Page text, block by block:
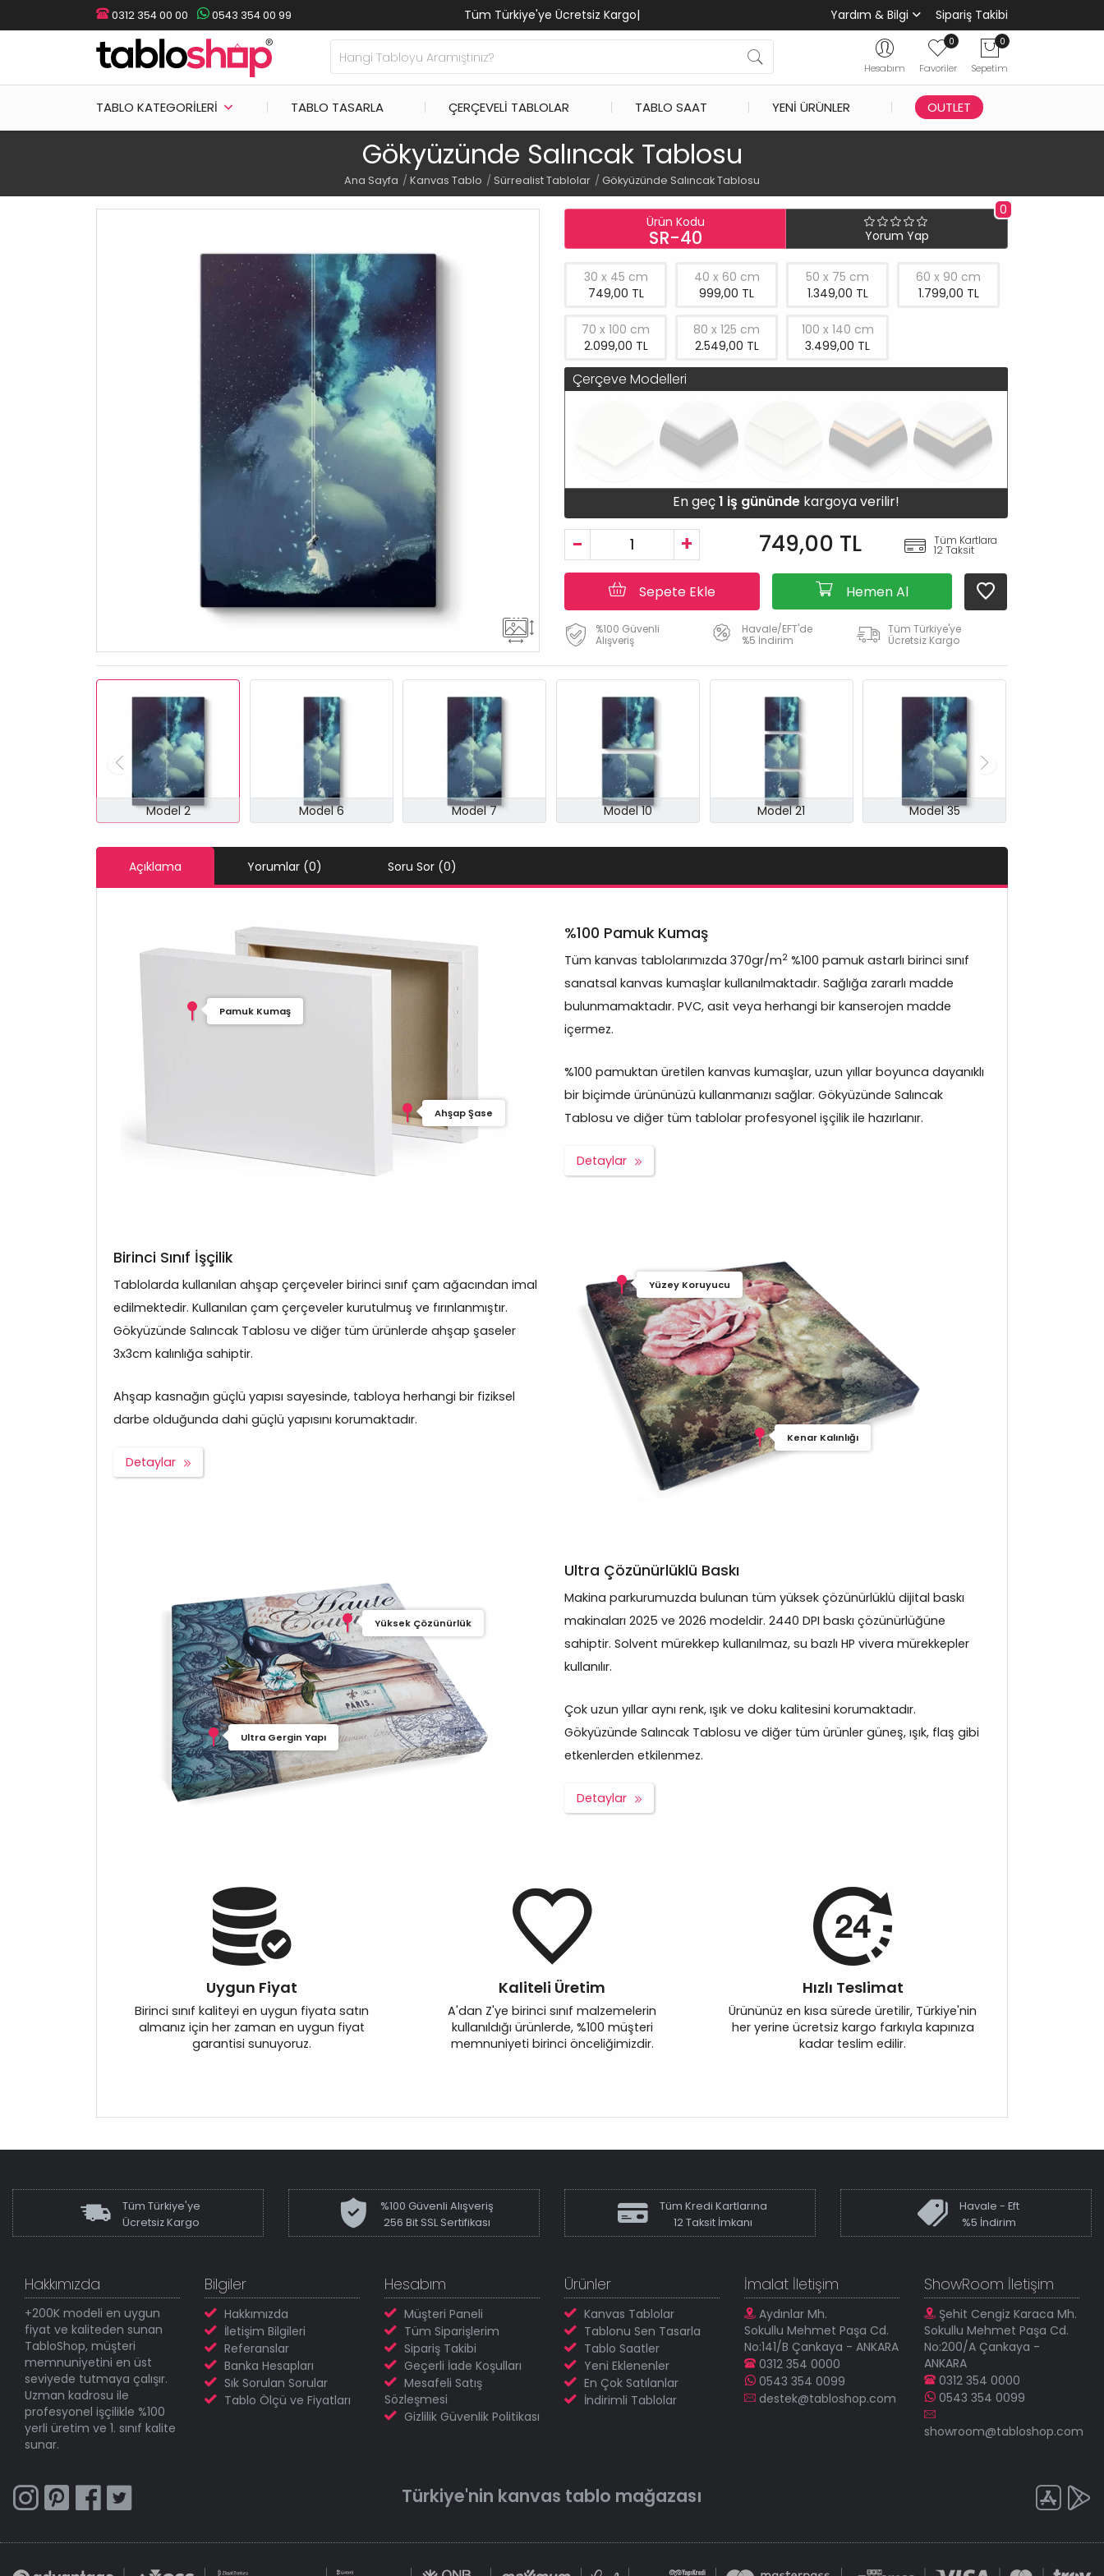
0312 354 00 00 0543 354 00 99 Tüm Türkiye'ye Ücretsiz Kargo| Yardım & Bilgi Sipariş Takibi
Hesabım
0
Favoriler
0
Sepetim
TABLO KATEGORILERI TABLO TASARLA ÇERÇEVELI TABLOLAR TABLO SAAT YENI ÜRÜNLER OUTLET
Gökyüzünde Salıncak Tablosu
Ana Sayfa Kanvas Tablo Sürrealist Tablolar Gökyüzünde Salıncak Tablosu
Ürün Kodu
SR-40
0
Yorum Yap
30 x 45 cm
749,00 TL
40 x 60 cm
999,00 TL
50 x 75 cm
1.349,00 TL
60 x 90 cm
1.799,00 TL
70 x 100 cm
2.099,00 TL
80 x 125 cm
2.549,00 TL
100 x 140 cm
3.499,00 TL
Çerçeve Modelleri
En geç1 iş gününde kargoya verilir!
- + 749,00 TL Tüm Kartlara
12 Taksit
Sepete Ekle Hemen Al
%100 Güvenli
Alışveriş
Havale/EFT'de
%5 İndirim
Tüm Türkiye'ye
Ücretsiz Kargo
Model 2 Model 6 Model 7 Model 10 Model 21 Model 35
Açıklama Yorumlar (0) Soru Sor (0)
Pamuk Kumaş
Ahşap Şase
%100 Pamuk Kumaş
Tüm kanvas tablolarımızda 370gr/m2 %100 pamuk astarlı birinci sınıf
sanatsal kanvas kumaşlar kullanılmaktadır. Sağlığa zararlı madde
bulunmamaktadır. PVC, asit veya herhangi bir kanserojen madde
içermez.
%100 pamuktan üretilen kanvas kumaşlar, uzun yıllar boyunca dayanıklı
bir biçimde ürününüzü kullanmanızı sağlar. Gökyüzünde Salıncak
Tablosu ve diğer tüm tablolar profesyonel işçilik ile hazırlanır.
Detaylar
Birinci Sınıf İşçilik
Tablolarda kullanılan ahşap çerçeveler birinci sınıf çam ağacından imal
edilmektedir. Kullanılan çam çerçeveler kurutulmuş ve fırınlanmıştır.
Gökyüzünde Salıncak Tablosu ve diğer tüm ürünlerde ahşap şaseler
3x3cm kalınlığa sahiptir.
Ahşap kasnağın güçlü yapısı sayesinde, tabloya herhangi bir fiziksel
darbe olduğunda dahi güçlü yapısını korumaktadır.
Detaylar
Yüzey Koruyucu
Kenar Kalınlığı
Yüksek Çözünürlük
Ultra Gergin Yapı
Ultra Çözünürlüklü Baskı
Makina parkurumuzda bulunan tüm yüksek çözünürlüklü dijital baskı
makinaları 2025 ve 2026 modeldir. 2440 DPI baskı çözünürlüğüne
sahiptir. Solvent mürekkep kullanılmaz, su bazlı HP vivera mürekkepler
kullanılır.
Çok uzun yıllar aynı renk, ışık ve doku kalitesini korumaktadır.
Gökyüzünde Salıncak Tablosu ve diğer tüm ürünler güneş, ışık, flaş gibi
etkenlerden etkilenmez.
Detaylar
Uygun Fiyat
Birinci sınıf kaliteyi en uygun fiyata satın
almanız için her zaman en uygun fiyat
garantisi sunuyoruz.
Kaliteli Üretim
A'dan Z'ye birinci sınıf malzemelerin
kullanıldığı ürünlerde, %100 müşteri
memnuniyeti birinci önceliğimizdir.
Hızlı Teslimat
Ürününüz en kısa sürede üretilir, Türkiye'nin
her yerine ücretsiz kargo farkıyla kapınıza
kadar teslim edilir.
Tüm Türkiye'ye
Ücretsiz Kargo
%100 Güvenli Alışveriş
256 Bit SSL Sertifikası
Tüm Kredi Kartlarına
12 Taksit İmkanı
Havale - Eft
%5 İndirim
Hakkımızda
+200K modeli en uygun
fiyat ve kaliteden sunan
TabloShop, müşteri
memnuniyetini en üst
seviyede tutmaya çalışır.
Uzman kadrosu ile
profesyonel işçilikle %100
yerli üretim ve 1. sınıf kalite
sunar.
Bilgiler
Hakkımızda
İletişim Bilgileri
Referanslar
Banka Hesapları
Sık Sorulan Sorular
Tablo Ölçü ve Fiyatları
Hesabım
Müşteri Paneli
Tüm Siparişlerim
Sipariş Takibi
Geçerli İade Koşulları
Mesafeli Satış
Sözleşmesi
Gizlilik Güvenlik Politikası
Ürünler
Kanvas Tablolar
Tablonu Sen Tasarla
Tablo Saatler
Yeni Eklenenler
En Çok Satılanlar
İndirimli Tablolar
İmalat İletişim
Aydınlar Mh.
Sokullu Mehmet Paşa Cd.
No:141/B Çankaya - ANKARA
0312 354 0000
0543 354 0099
destek@tabloshop.com
ShowRoom İletişim
Şehit Cengiz Karaca Mh.
Sokullu Mehmet Paşa Cd.
No:200/A Çankaya -
ANKARA
0312 354 0000
0543 354 0099
showroom@tabloshop.com
Türkiye'nin kanvas tablo mağazası